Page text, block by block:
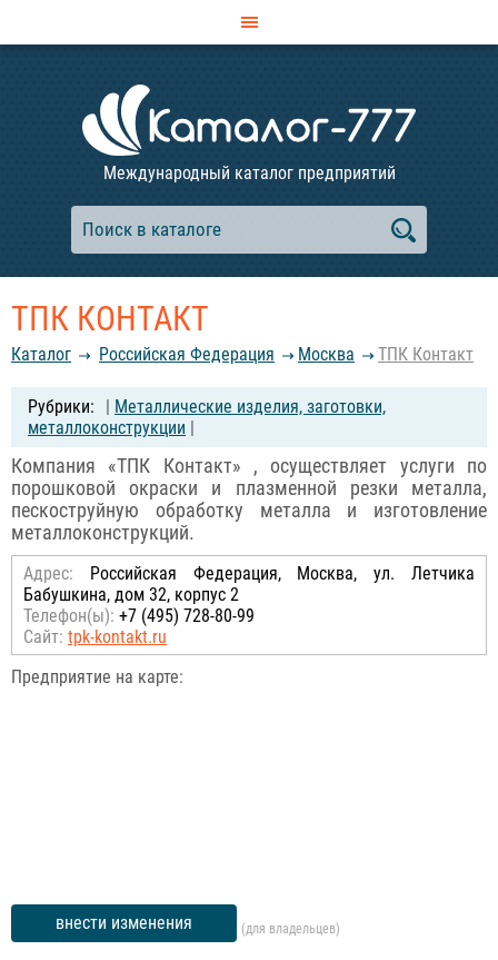
Международный каталог предприятий
ТПК КОНТАКТ
Каталог Российcкая Федерация Москва ТПК Контакт
| Металлические изделия, заготовки,
металлоконструкции |
Компания «ТПК Контакт» , осуществляет услуги по
порошковой окраски и плазменной резки металла,
пескоструйную обработку металла и изготовление
металлоконструкций.
Адрес: Российcкая Федерация, Москва, ул. Летчика
Бабушкина, дом 32, корпус 2
Телефон(ы): +7 (495) 728-80-99
Сайт: tpk-kontakt.ru
Предприятие на карте:
внести изменения (для владельцев)